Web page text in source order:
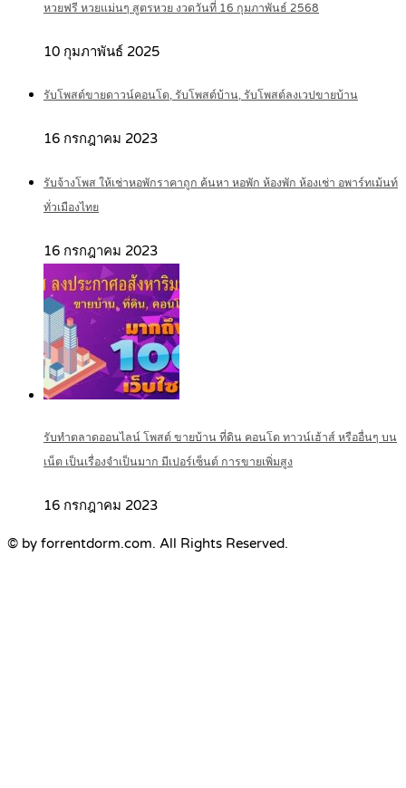
หวยฟรี หวยแม่นๆ สูตรหวย งวดวันที่ 16 กุมภาพันธ์ 2568
10 กุมภาพันธ์ 2025
รับโพสต์ขายดาวน์คอนโด, รับโพสต์บ้าน, รับโพสต์ลงเวปขายบ้าน
16 กรกฎาคม 2023
รับจ้างโพส ให้เช่าหอพักราคาถูก ค้นหา หอพัก ห้องพัก ห้องเช่า อพาร์ทเม้นท์
ทั่วเมืองไทย
16 กรกฎาคม 2023
รับทำตลาดออนไลน์ โพสต์ ขายบ้าน ที่ดิน คอนโด ทาวน์เฮ้าส์ หรืออื่นๆ บน
เน็ต เป็นเรื่องจำเป็นมาก มีเปอร์เซ็นต์ การขายเพิ่มสูง
16 กรกฎาคม 2023
© by forrentdorm.com. All Rights Reserved.